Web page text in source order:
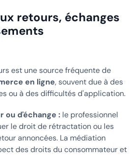
retours, échanges
est une source fréquente de
en ligne, souvent due à des
ou à des difficultés d'application.
ou d'échange : le professionnel
le droit de rétractation ou les
annoncées. La médiation
des droits du consommateur et